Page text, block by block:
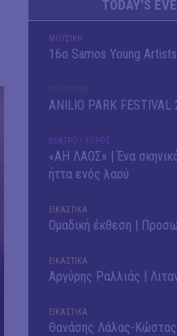
TODAY'S
ΜΟΥΣΙΚΗ
16o Samos Young
OUTDΟORS
ANILIO PARK FESTIVAL
ΘΕΑΤΡΟ / ΧΟΡΟΣ
«ΑΗ ΛΑΟΣ» | Ένα
ήττα ενός λαού
ΕΙΚΑΣΤΙΚΑ
Ομαδική έκθεση |
ΕΙΚΑΣΤΙΚΑ
Αργύρης Ραλλιάς |
ΕΙΚΑΣΤΙΚΑ
Θανάσης Λάλας-